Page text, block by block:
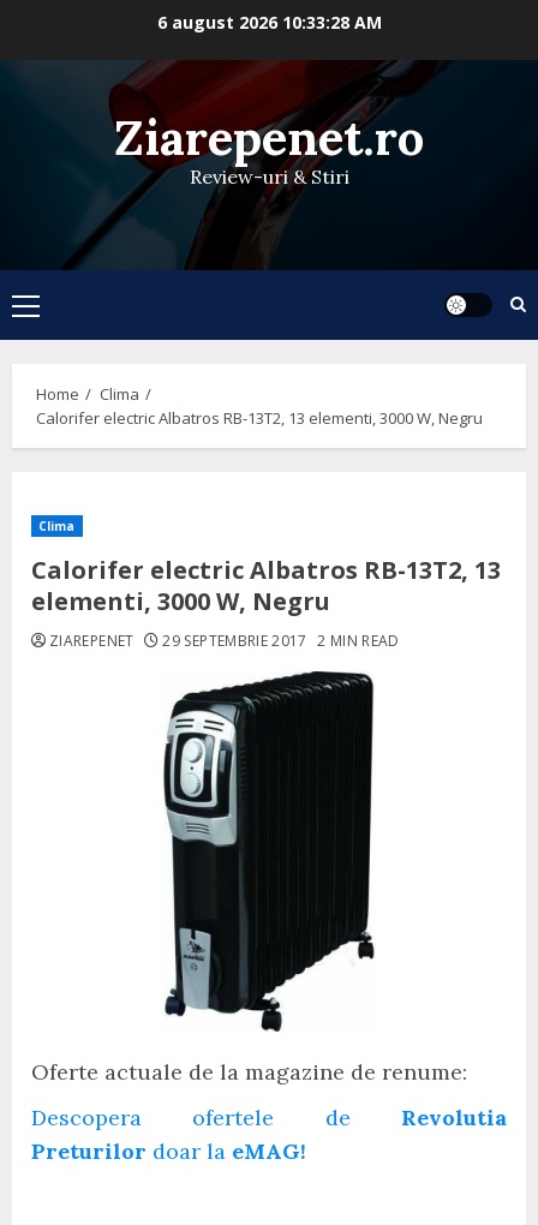
6 august 2026 10:33:28 AM
Ziarepenet.ro
Review-uri & Stiri
Primary
Menu
Home
Clima
Calorifer electric Albatros RB-13T2, 13 elementi, 3000 W, Negru
Clima
Calorifer electric Albatros RB-13T2, 13
elementi, 3000 W, Negru
ZIAREPENET 29 SEPTEMBRIE 2017 2 MIN READ
Oferte actuale de la magazine de renume:
Descopera ofertele de Revolutia
Preturilor doar la eMAG!